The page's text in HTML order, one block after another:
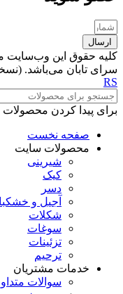
ارسال
کلیه حقوق این وب‌سایت
سرای تابان می‌باشد. (نسخه
RS
برای پیدا کردن محصولات
صفحه نخست
محصولات سایت
شیرینی
کیک
دسر
آجیل و
شکلات
سوغات
تزئینات
ترحیم
خدمات مشتریان
سوالات